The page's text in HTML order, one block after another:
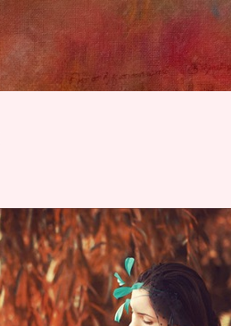
Skip to main content